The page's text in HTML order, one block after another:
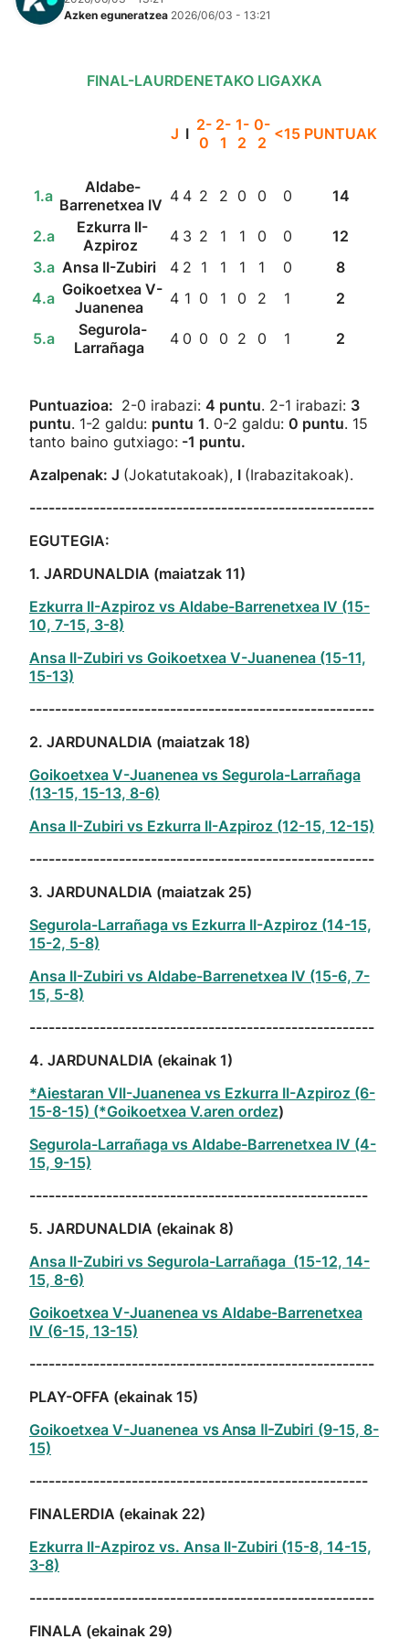
Azken eguneratzea 2026/06/03 - 13:21
FINAL-LAURDENETAKO LIGAXKA
J I 2-
0
2-
1
1-
2
0-
2 <15 PUNTUAK
1.a
Aldabe-
Barrenetxea IV 4 4 2 2 0 0 0 14
2.a
Ezkurra II-
Azpiroz
4 3 2 1 1 0 0
12
3.a Ansa II-Zubiri 4 2 1 1 1 1 0
8
4.a Goikoetxea V-
Juanenea
4 1 0 1 0 2 1 2
5.a
Segurola-
Larrañaga
4 0 0 0 2 0 1 2
Puntuazioa: 2-0 irabazi: 4 puntu. 2-1 irabazi: 3
puntu. 1-2 galdu: puntu 1. 0-2 galdu: 0 puntu. 15
tanto baino gutxiago: -1 puntu.
Azalpenak: J (Jokatutakoak), I (Irabazitakoak).
------------------------------------------------------
EGUTEGIA:
1. JARDUNALDIA (maiatzak 11)
Ezkurra II-Azpiroz vs Aldabe-Barrenetxea IV (15-
10, 7-15, 3-8)
Ansa II-Zubiri vs Goikoetxea V-Juanenea (15-11,
15-13)
------------------------------------------------------
2. JARDUNALDIA (maiatzak 18)
Goikoetxea V-Juanenea vs Segurola-Larrañaga
(13-15, 15-13, 8-6)
Ansa II-Zubiri vs Ezkurra II-Azpiroz (12-15, 12-15)
------------------------------------------------------
3. JARDUNALDIA (maiatzak 25)
Segurola-Larrañaga vs Ezkurra II-Azpiroz (14-15,
15-2, 5-8)
Ansa II-Zubiri vs Aldabe-Barrenetxea IV (15-6, 7-
15, 5-8)
------------------------------------------------------
4. JARDUNALDIA (ekainak 1)
*Aiestaran VII-Juanenea vs Ezkurra II-Azpiroz (6-
15-8-15) (*Goikoetxea V.aren ordez)
Segurola-Larrañaga vs Aldabe-Barrenetxea IV (4-
15, 9-15)
-----------------------------------------------------
5. JARDUNALDIA (ekainak 8)
Ansa II-Zubiri vs Segurola-Larrañaga (15-12, 14-
15, 8-6)
Goikoetxea V-Juanenea vs Aldabe-Barrenetxea
IV (6-15, 13-15)
------------------------------------------------------
PLAY-OFFA (ekainak 15)
Goikoetxea V-Juanenea vs Ansa II-Zubiri (9-15, 8-
15)
-----------------------------------------------------
FINALERDIA (ekainak 22)
Ezkurra II-Azpiroz vs. Ansa II-Zubiri (15-8, 14-15,
3-8)
------------------------------------------------------
FINALA (ekainak 29)